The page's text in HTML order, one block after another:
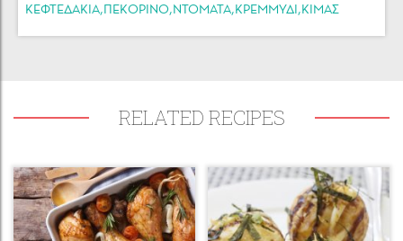
ΚΕΦΤΕΔΑΚΙΑ,ΠΕΚΟΡΙΝΟ,ΝΤΟΜΑΤΑ,ΚΡΕΜΜΥΔΙ,ΚΙΜΑΣ
RELATED RECIPES